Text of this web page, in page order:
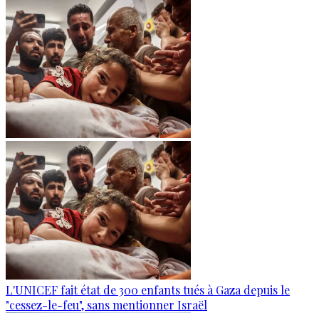
L'UNICEF fait état de 300 enfants tués à Gaza depuis le
"cessez-le-feu", sans mentionner Israël